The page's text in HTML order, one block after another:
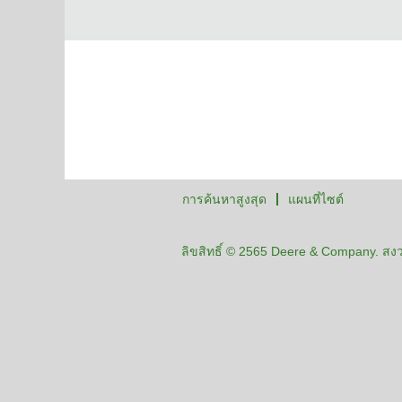
การค้นหาสูงสุด แผนที่ไซต์
ลิขสิทธิ์ © 2565 Deere & Company. ส